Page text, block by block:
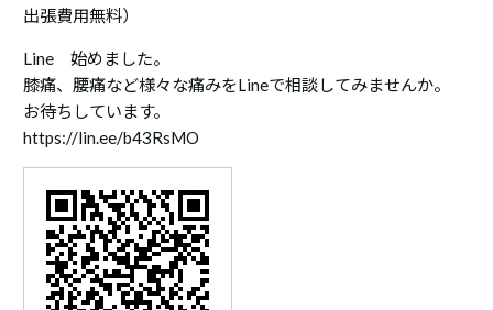
出張費用無料）
Line 始めました。
膝痛、腰痛など様々な痛みをLineで相談してみませんか。
お待ちしています。
https://lin.ee/b43RsMO